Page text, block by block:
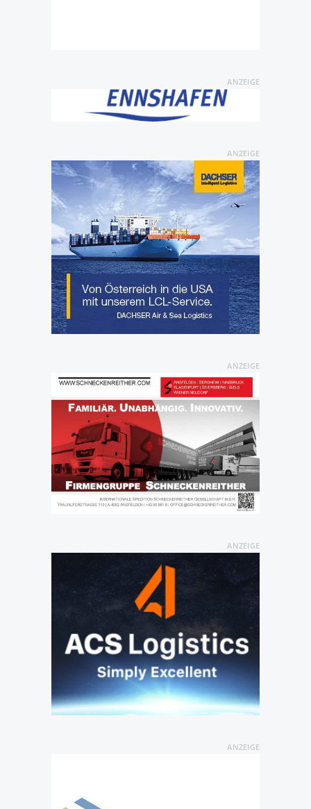
ANZEIGE
ANZEIGE
ANZEIGE
ANZEIGE
ANZEIGE